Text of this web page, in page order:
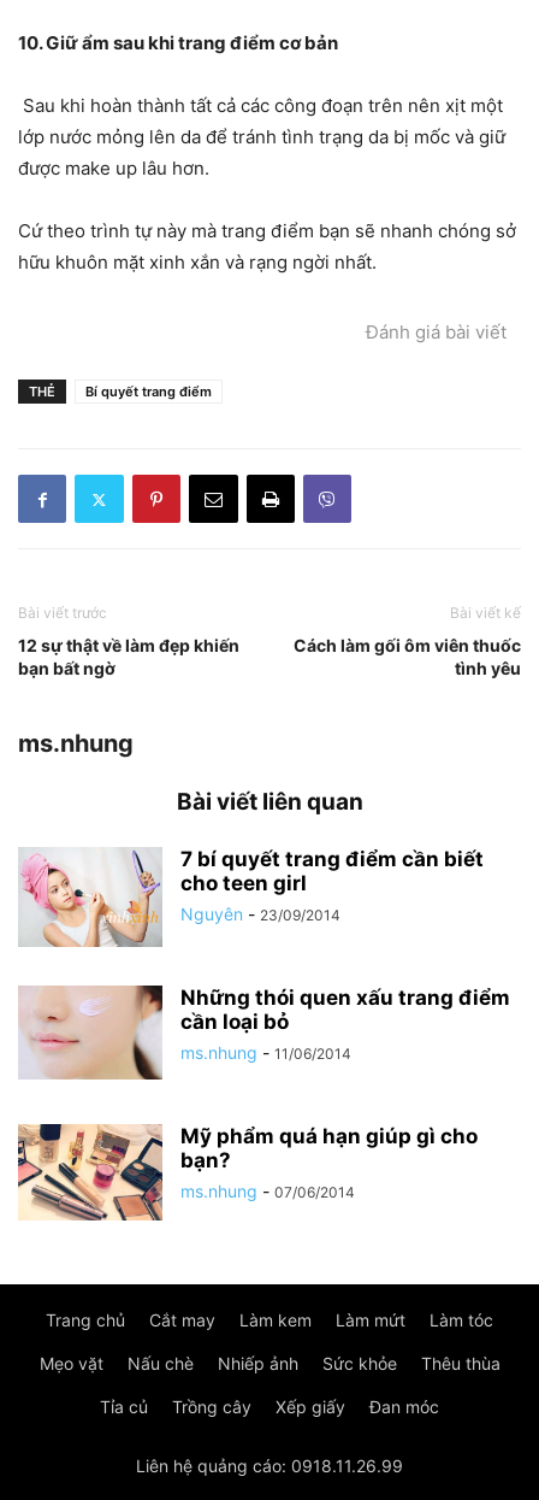
10. Giữ ẩm sau khi trang điểm cơ bản
Sau khi hoàn thành tất cả các công đoạn trên nên xịt một
lớp nước mỏng lên da để tránh tình trạng da bị mốc và giữ
được make up lâu hơn.
Cứ theo trình tự này mà trang điểm bạn sẽ nhanh chóng sở
hữu khuôn mặt xinh xắn và rạng ngời nhất.
Đánh giá bài viết
THẺ Bí quyết trang điểm
Bài viết trước
12 sự thật về làm đẹp khiến
bạn bất ngờ
Bài viết kế
Cách làm gối ôm viên thuốc
tình yêu
ms.nhung
Bài viết liên quan
7 bí quyết trang điểm cần biết
cho teen girl
Nguyên - 23/09/2014
Những thói quen xấu trang điểm
cần loại bỏ
ms.nhung - 11/06/2014
Mỹ phẩm quá hạn giúp gì cho
bạn?
ms.nhung - 07/06/2014
Trang chủ Cắt may Làm kem Làm mứt Làm tóc
Mẹo vặt Nấu chè Nhiếp ảnh Sức khỏe Thêu thùa
Tỉa củ Trồng cây Xếp giấy Đan móc
Liên hệ quảng cáo: 0918.11.26.99